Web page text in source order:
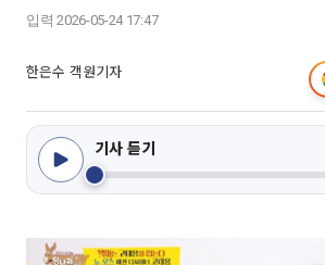
입력 2026-05-24 17:47
한은수 객원기자
기사 듣기